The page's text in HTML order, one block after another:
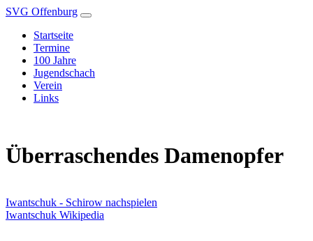
SVG Offenburg
Startseite
Termine
100 Jahre
Jugendschach
Verein
Links
Überraschendes Damenopfer
Iwantschuk - Schirow nachspielen
Iwantschuk Wikipedia